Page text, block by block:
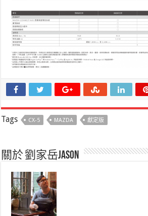
Tags CX-5 MAZDA 獻定版
關於 劉家岳Jason